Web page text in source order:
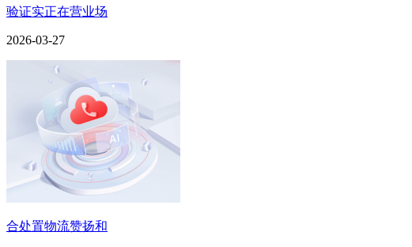
验证实正在营业场
2026-03-27
合处置物流赞扬和